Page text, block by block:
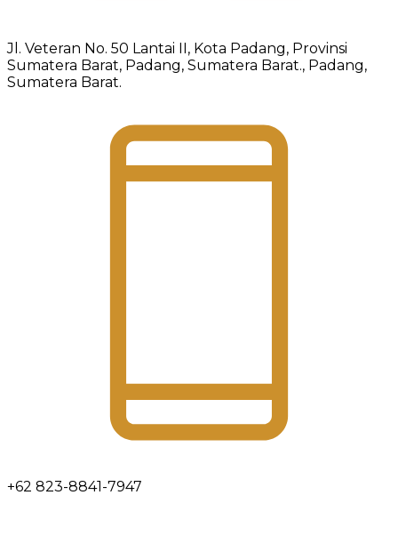
Jl. Veteran No. 50 Lantai II, Kota Padang, Provinsi
Sumatera Barat, Padang, Sumatera Barat., Padang,
Sumatera Barat.
+62 823-8841-7947